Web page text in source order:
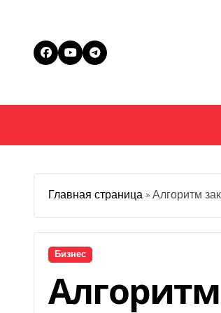
Главная страница » Алгоритм
Бизнес